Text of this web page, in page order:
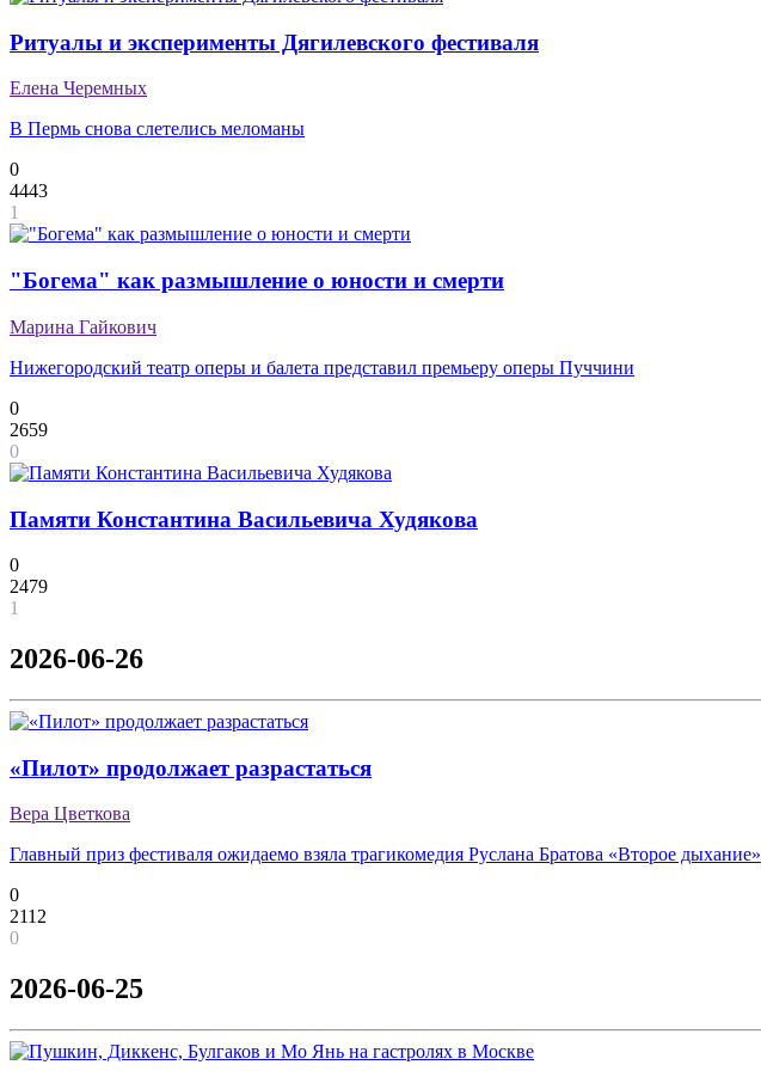
Ритуалы и эксперименты Дягилевского фестиваля
Елена Черемных
В Пермь снова слетелись меломаны
0
4443
1
"Богема" как размышление о юности и смерти
Марина Гайкович
Нижегородский театр оперы и балета представил премьеру оперы Пуччини
0
2659
0
Памяти Константина Васильевича Худякова
0
2479
1
2026-06-26
«Пилот» продолжает разрастаться
Вера Цветкова
Главный приз фестиваля ожидаемо взяла трагикомедия Руслана Братова «Второе дыхание»
0
2112
0
2026-06-25